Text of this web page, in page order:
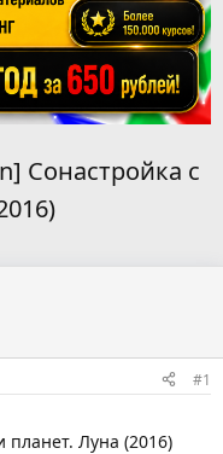
Сонастройка с
#1
планет. Луна (2016)